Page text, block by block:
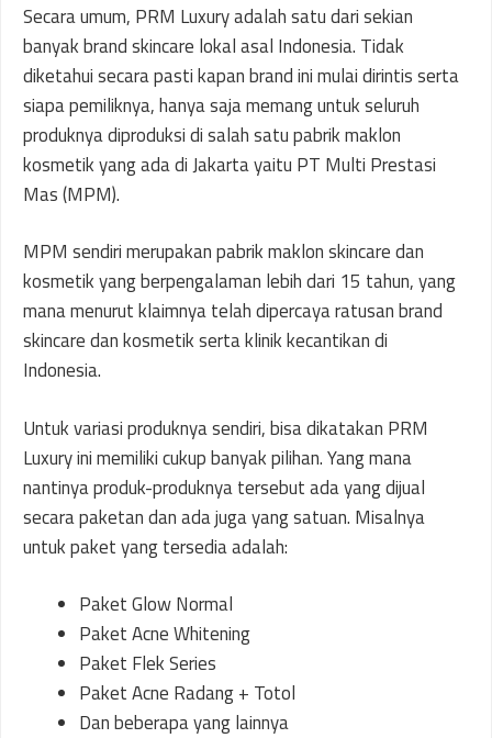
Secara umum, PRM Luxury adalah satu dari sekian
banyak brand skincare lokal asal Indonesia. Tidak
diketahui secara pasti kapan brand ini mulai dirintis serta
siapa pemiliknya, hanya saja memang untuk seluruh
produknya diproduksi di salah satu pabrik maklon
kosmetik yang ada di Jakarta yaitu PT Multi Prestasi
Mas (MPM).
MPM sendiri merupakan pabrik maklon skincare dan
kosmetik yang berpengalaman lebih dari 15 tahun, yang
mana menurut klaimnya telah dipercaya ratusan brand
skincare dan kosmetik serta klinik kecantikan di
Indonesia.
Untuk variasi produknya sendiri, bisa dikatakan PRM
Luxury ini memiliki cukup banyak pilihan. Yang mana
nantinya produk-produknya tersebut ada yang dijual
secara paketan dan ada juga yang satuan. Misalnya
untuk paket yang tersedia adalah:
Paket Glow Normal
Paket Acne Whitening
Paket Flek Series
Paket Acne Radang + Totol
Dan beberapa yang lainnya